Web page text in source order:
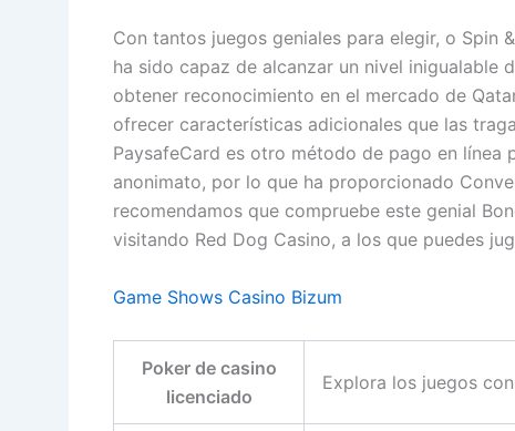
Con tantos juegos geniales para elegir, o Spin
ha sido capaz de alcanzar un nivel inigualable
obtener reconocimiento en el mercado de
ofrecer características adicionales que las
PaysafeCard es otro método de pago en línea
anonimato, por lo que ha proporcionado
recomendamos que compruebe este genial
visitando Red Dog Casino, a los que puedes
Game Shows Casino Bizum
Poker de casino
licenciado
Explora los juegos